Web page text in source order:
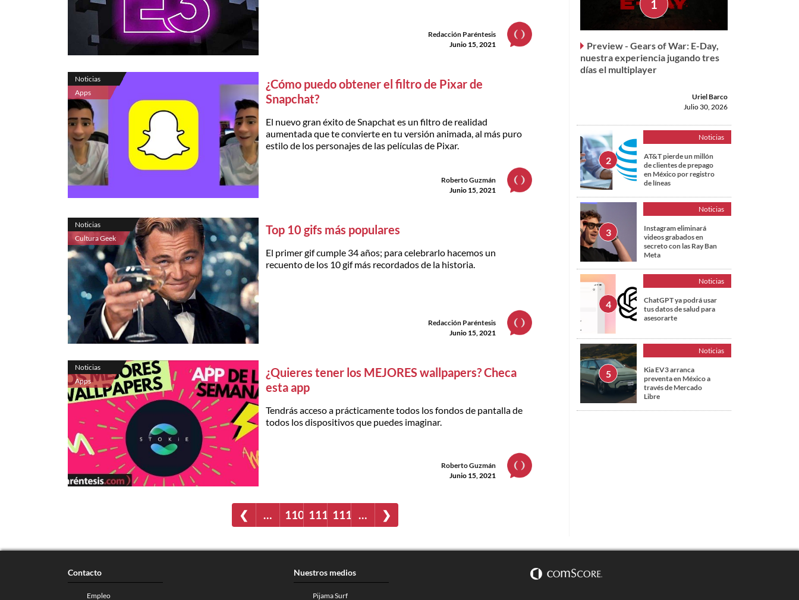
Redacción Paréntesis
Junio 15, 2021
Noticias
Apps
¿Cómo puedo obtener el filtro de Pixar de
Snapchat?
El nuevo gran éxito de Snapchat es un filtro de realidad
aumentada que te convierte en tu versión animada, al más puro
estilo de los personajes de las películas de Pixar.
Roberto Guzmán
Junio 15, 2021
Noticias
Cultura Geek
Top 10 gifs más populares
El primer gif cumple 34 años; para celebrarlo hacemos un
recuento de los 10 gif más recordados de la historia.
Redacción Paréntesis
Junio 15, 2021
Noticias
Apps
¿Quieres tener los MEJORES wallpapers? Checa
esta app
Tendrás acceso a prácticamente todos los fondos de pantalla de
todos los dispositivos que puedes imaginar.
Roberto Guzmán
Junio 15, 2021
❮ … 110911101111 … ❯
Preview - Gears of War: E-Day,
nuestra experiencia jugando tres
días el multiplayer
Uriel Barco
Julio 30, 2026
Noticias
AT&T pierde un millón
de clientes de prepago
en México por registro
de líneas
Noticias
Instagram eliminará
videos grabados en
secreto con las Ray Ban
Meta
Noticias
ChatGPT ya podrá usar
tus datos de salud para
asesorarte
Noticias
Kia EV3 arranca
preventa en México a
través de Mercado
Libre
Contacto
Empleo
Nuestros medios
Pijama Surf